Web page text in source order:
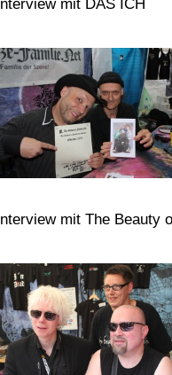
Interview mit DAS ICH
Interview mit The Beauty